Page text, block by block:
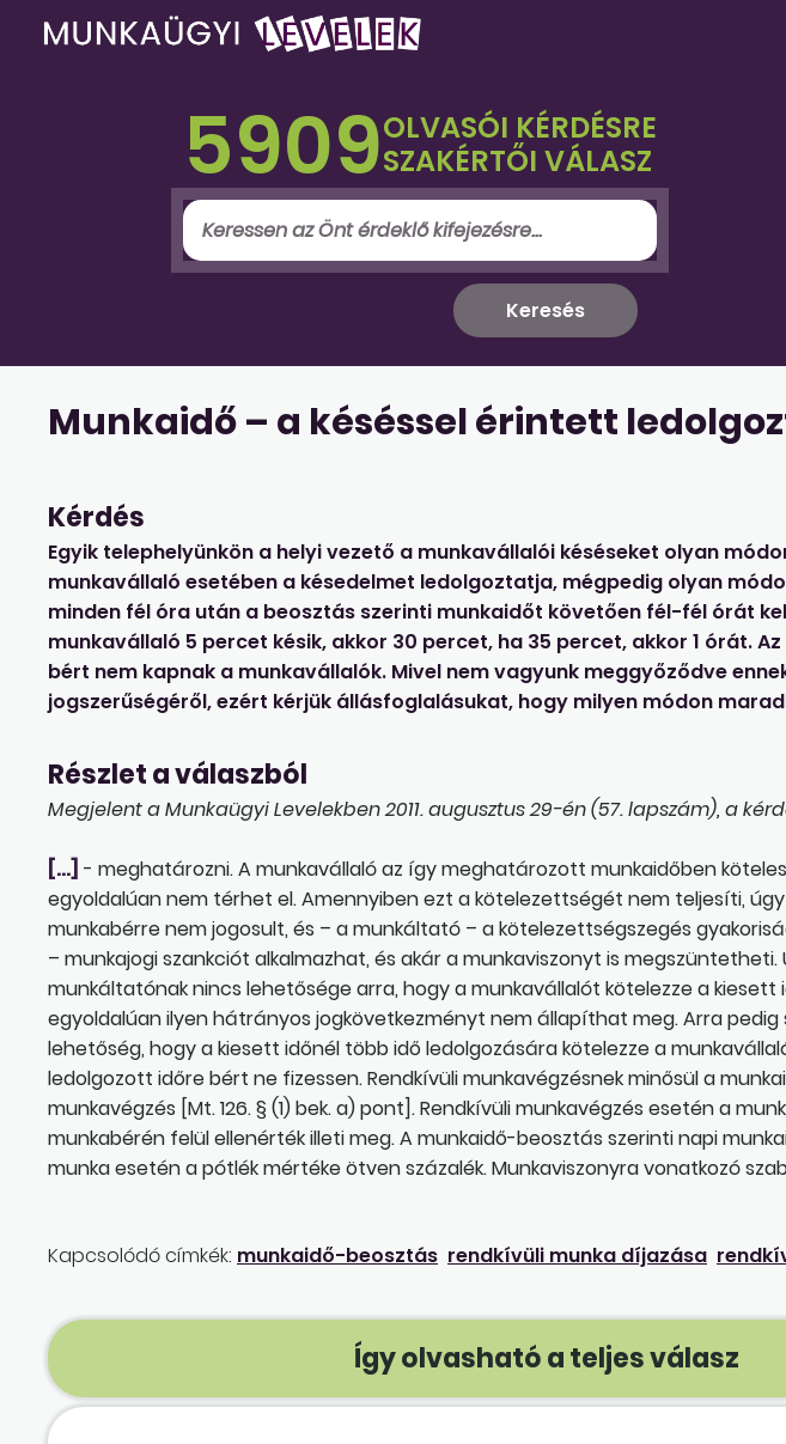
5909OLVASÓI KÉRDÉSRE
SZAKÉRTŐI VÁLASZ
Munkaidő – a késéssel érintett
Kérdés
Egyik telephelyünkön a helyi vezető a munkavállalói késéseket olyan
munkavállaló esetében a késedelmet ledolgoztatja, mégpedig olyan
minden fél óra után a beosztás szerinti munkaidőt követően fél-fél órát
munkavállaló 5 percet késik, akkor 30 percet, ha 35 percet, akkor 1 órát.
bért nem kapnak a munkavállalók. Mivel nem vagyunk meggyőződve
jogszerűségéről, ezért kérjük állásfoglalásukat, hogy milyen módon
Részlet a válaszból
Megjelent a Munkaügyi Levelekben 2011. augusztus 29-én (57. lapszám), a
[…] - meghatározni. A munkavállaló az így meghatározott munkaidőben
egyoldalúan nem térhet el. Amennyiben ezt a kötelezettségét nem teljesíti,
munkabérre nem jogosult, és – a munkáltató – a kötelezettségszegés
– munkajogi szankciót alkalmazhat, és akár a munkaviszonyt is megszüntetheti.
munkáltatónak nincs lehetősége arra, hogy a munkavállalót kötelezze a kiesett
egyoldalúan ilyen hátrányos jogkövetkezményt nem állapíthat meg. Arra pedig
lehetőség, hogy a kiesett időnél több idő ledolgozására kötelezze a
ledolgozott időre bért ne fizessen. Rendkívüli munkavégzésnek minősül a
munkavégzés [Mt. 126. § (1) bek. a) pont]. Rendkívüli munkavégzés esetén a
munkabérén felül ellenérték illeti meg. A munkaidő-beosztás szerinti napi
munka esetén a pótlék mértéke ötven százalék. Munkaviszonyra vonatkozó
Kapcsolódó címkék: munkaidő-beosztás rendkívüli munka díjazása
Így olvasható a teljes válasz